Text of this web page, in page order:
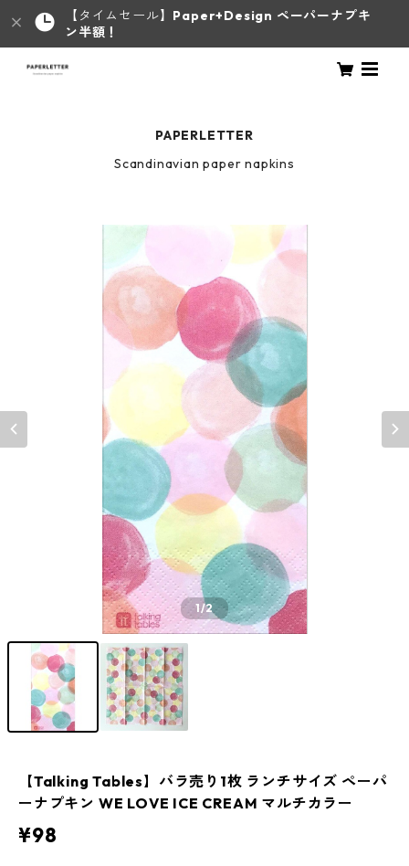
【タイムセール】 Paper+Design ペーパーナプキ
ン半額！
PAPERLETTER
Scandinavian paper napkins
1/2
【Talking Tables】バラ売り1枚 ランチサイズ ペーパ
ーナプキン WE LOVE ICE CREAM マルチカラー
¥98